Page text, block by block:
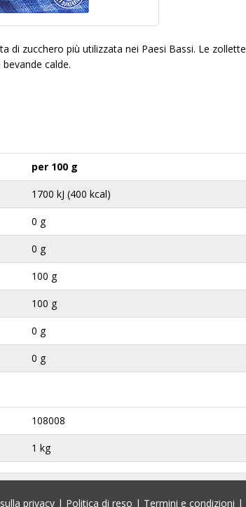
di zucchero più utilizzata nei Paesi Bassi. Le
calde.
per 100 g
1700 kJ (400 kcal)
0 g
0 g
100 g
100 g
0 g
0 g
108008
1 kg
privacy | Politica di reso | Termini e condizioni |